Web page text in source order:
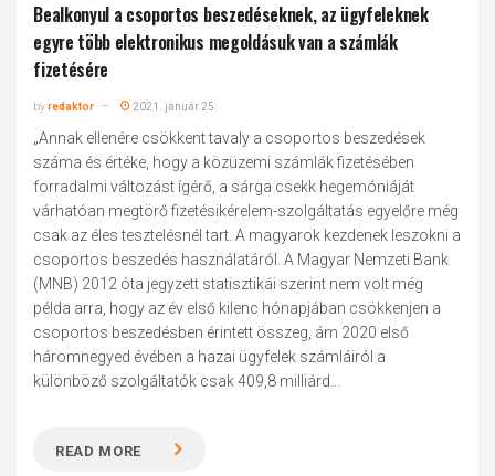
Bealkonyul a csoportos beszedéseknek, az ügyfeleknek
egyre több elektronikus megoldásuk van a számlák
fizetésére
byredaktor 2021. január 25.
„Annak ellenére csökkent tavaly a csoportos beszedések
száma és értéke, hogy a közüzemi számlák fizetésében
forradalmi változást ígérő, a sárga csekk hegemóniáját
várhatóan megtörő fizetésikérelem-szolgáltatás egyelőre még
csak az éles tesztelésnél tart. A magyarok kezdenek leszokni a
csoportos beszedés használatáról. A Magyar Nemzeti Bank
(MNB) 2012 óta jegyzett statisztikái szerint nem volt még
példa arra, hogy az év első kilenc hónapjában csökkenjen a
csoportos beszedésben érintett összeg, ám 2020 első
háromnegyed évében a hazai ügyfelek számláiról a
különböző szolgáltatók csak 409,8 milliárd...
READ MORE